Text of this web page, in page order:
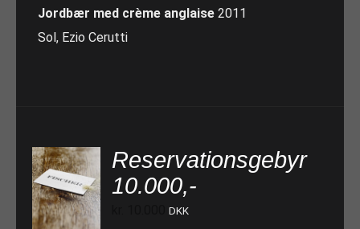
Jordbær med crème anglaise 2011
Sol, Ezio Cerutti
Reservationsgebyr
10.000,-
DKK